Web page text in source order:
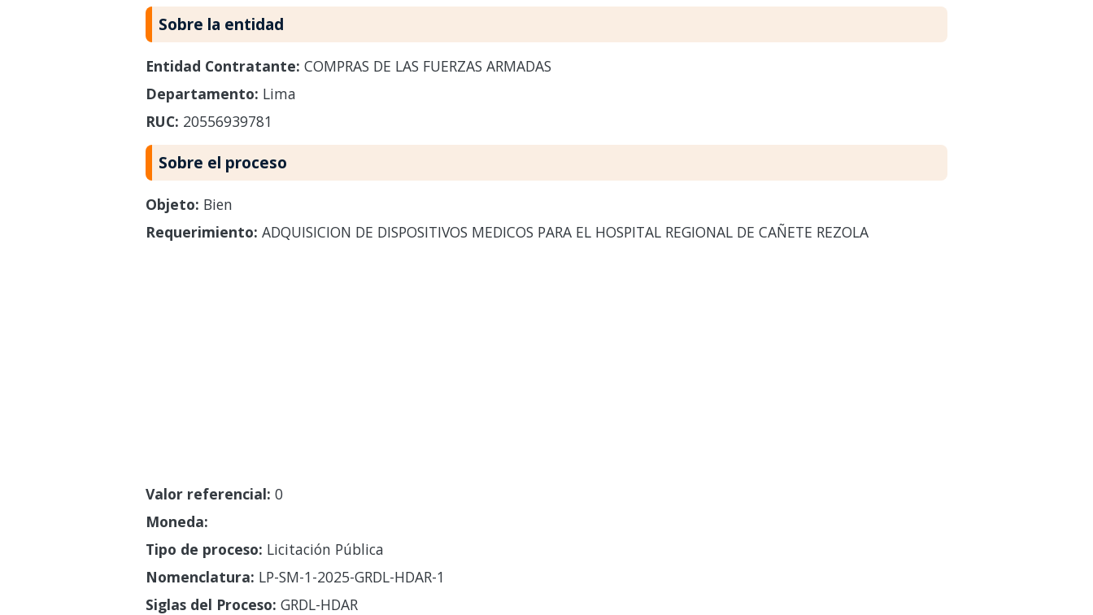
Sobre la entidad
Entidad Contratante: COMPRAS DE LAS FUERZAS ARMADAS
Departamento: Lima
RUC: 20556939781
Sobre el proceso
Objeto: Bien
Requerimiento: ADQUISICION DE DISPOSITIVOS MEDICOS PARA EL HOSPITAL REGIONAL DE CAÑETE REZOLA
Valor referencial: 0
Moneda:
Tipo de proceso: Licitación Pública
Nomenclatura: LP-SM-1-2025-GRDL-HDAR-1
Siglas del Proceso: GRDL-HDAR